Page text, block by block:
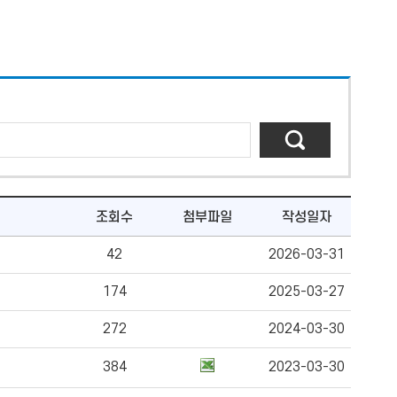
조회수 첨부파일 작성일자
42 2026-03-31
174 2025-03-27
272 2024-03-30
384 2023-03-30